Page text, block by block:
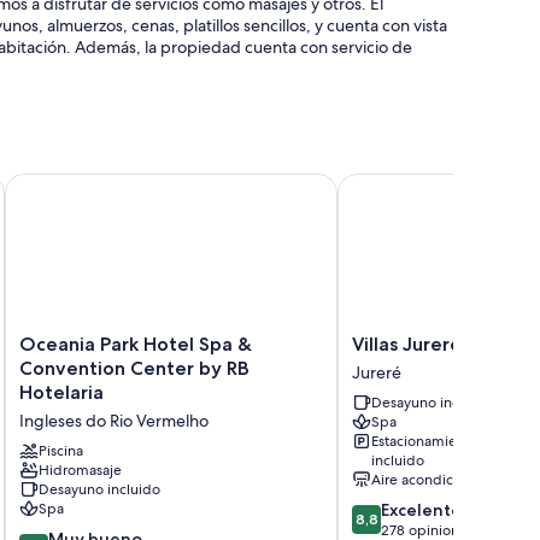
almuerzos, cenas, platillos sencillos, y cuenta con vista
Además, la propiedad cuenta con servicio de
habitaciones:
Oceania
Park
Hotel
Spa
&
Convention
Center
by
RB
Oceania Park Hotel Spa &
Convention Center by RB
Hotelaria
Ingleses do Rio Vermelho
Piscina
Hidromasaje
Desayuno incluido
Spa
Oceania Park Hotel Spa & Convention Center by RB Hotelaria
Villas
Jurerê
Hotel
Boutique
Jureré
Villas Jurerê Hotel
Jureré
Desayuno incluido
Spa
Estacionamiento
incluido
Aire acondicionado
8.8
de
8,8 Excelente
278 opiniones
Villas Jurerê Hotel